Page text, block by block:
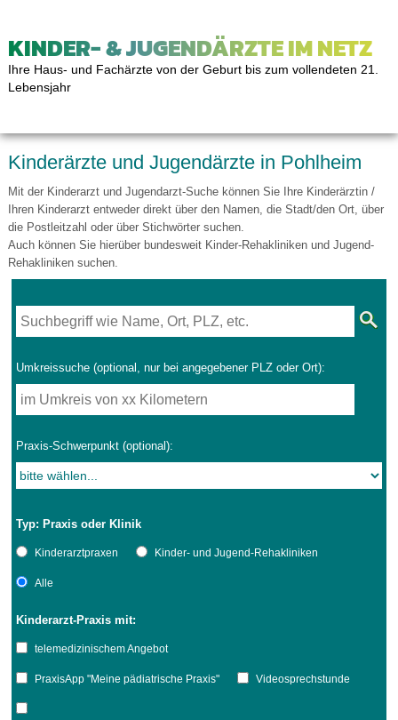
KINDER- & JUGENDÄRZTE IM NETZ
Ihre Haus- und Fachärzte von der Geburt bis zum vollendeten 21.
Lebensjahr
Kinderärzte und Jugendärzte in Pohlheim
Mit der Kinderarzt und Jugendarzt-Suche können Sie Ihre Kinderärztin /
Ihren Kinderarzt entweder direkt über den Namen, die Stadt/den Ort, über
die Postleitzahl oder über Stichwörter suchen.
Auch können Sie hierüber bundesweit Kinder-Rehakliniken und Jugend-
Rehakliniken suchen.
Umkreissuche (optional, nur bei angegebener PLZ oder Ort):
Praxis-Schwerpunkt (optional):
Typ: Praxis oder Klinik
Kinderarztpraxen Kinder- und Jugend-Rehakliniken
Alle
Kinderarzt-Praxis mit:
telemedizinischem Angebot
PraxisApp "Meine pädiatrische Praxis" Videosprechstunde